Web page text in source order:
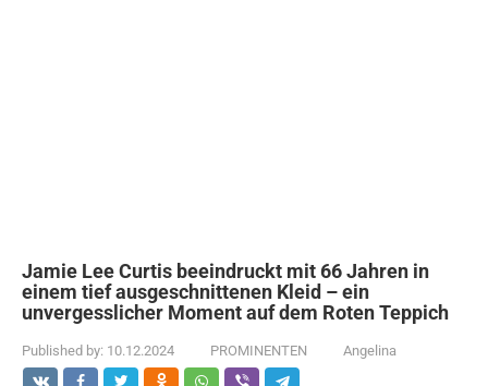
Jamie Lee Curtis beeindruckt mit 66 Jahren in
einem tief ausgeschnittenen Kleid – ein
unvergesslicher Moment auf dem Roten Teppich
Published by: 10.12.2024 PROMINENTEN Angelina